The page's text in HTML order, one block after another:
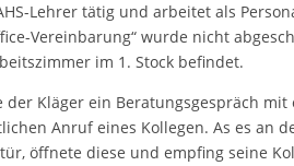
Lehrer tätig und arbeitet als
Vereinbarung“ wurde nicht
im 1. Stock befindet.
der Kläger ein Beratungsgespräch
Anruf eines Kollegen. As es an
öffnete diese und empfing seine